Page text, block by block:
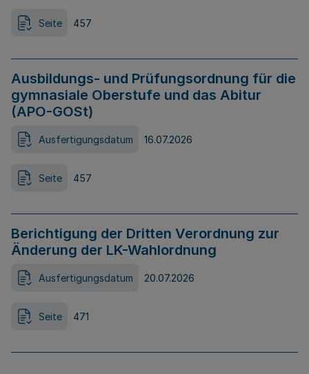
Seite 457
Ausbildungs- und Prüfungsordnung für die
gymnasiale Oberstufe und das Abitur
(APO-GOSt)
Ausfertigungsdatum 16.07.2026
Seite 457
Berichtigung der Dritten Verordnung zur
Änderung der LK-Wahlordnung
Ausfertigungsdatum 20.07.2026
Seite 471